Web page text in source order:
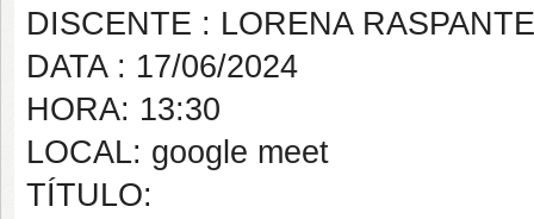
DISCENTE : LORENA
DATA : 17/06/2024
HORA: 13:30
LOCAL: google meet
TÍTULO: